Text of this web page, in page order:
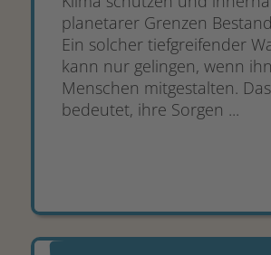
planetarer Grenzen
Ein solcher tiefgreifender
kann nur gelingen, wenn ihn
Menschen mitgestalten. Das
bedeutet, ihre Sorgen ...